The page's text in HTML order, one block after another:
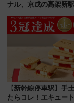
ナル、京成の高架新
【新幹線停車駅】手
たらコレ！エキュー